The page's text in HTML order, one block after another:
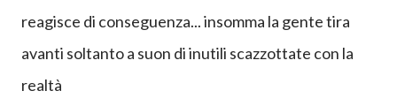
reagisce di conseguenza... insomma la gente tira
avanti soltanto a suon di inutili scazzottate con la
realtà